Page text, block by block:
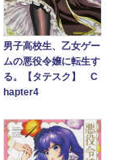
男子高校生、乙女ゲー
ムの悪役令嬢に転生す
る。【タテスク】 C
hapter4